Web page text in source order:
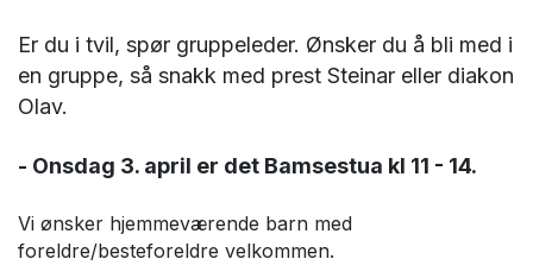
Er du i tvil, spør gruppeleder. Ønsker du å bli med i
en gruppe, så snakk med prest Steinar eller diakon
Olav.
- Onsdag 3. april er det Bamsestua kl 11 - 14.
Vi ønsker hjemmeværende barn med
foreldre/besteforeldre velkommen.